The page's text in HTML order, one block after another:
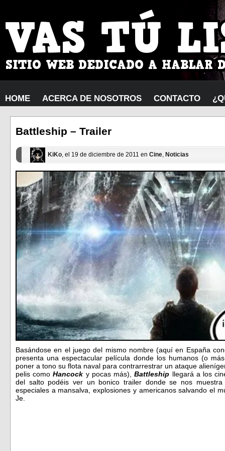
HOME ACERCA DE NOSOTROS CONTACTO
Battleship – Trailer
KiKo, el 19 de diciembre de 2011 en Cine, Noticias
Basándose en el juego del mismo nombre (aquí en España
presenta una espectacular película donde los humanos (o
poner a tono su flota naval para contrarrestrar un ataque
pelis comoHancock y pocas más),Battleship llegará a los
del salto podéis ver un bonico trailer donde se nos
especiales a mansalva, explosiones y americanos salvando el
Je.